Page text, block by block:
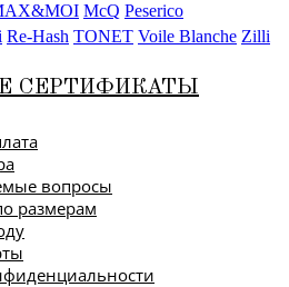
McQ Peserico
Re-Hash TONET Voile Blanche Zilli
СЕРТИФИКАТЫ
вопросы
размерам